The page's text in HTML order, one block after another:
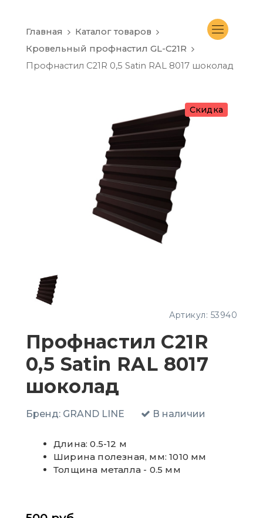
Главная
Каталог товаров
Кровельный профнастил GL-C21R
Профнастил C21R 0,5 Satin RAL 8017 шоколад
Скидка
Артикул: 53940
Профнастил C21R
0,5 Satin RAL 8017
шоколад
Бренд: GRAND LINE В наличии
Длина: 0.5-12 м
Ширина полезная, мм: 1010 мм
Толщина металла - 0.5 мм